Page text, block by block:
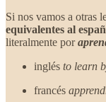
Si nos vamos a otras
equivalentes al
literalmente por
inglés to learn
francés